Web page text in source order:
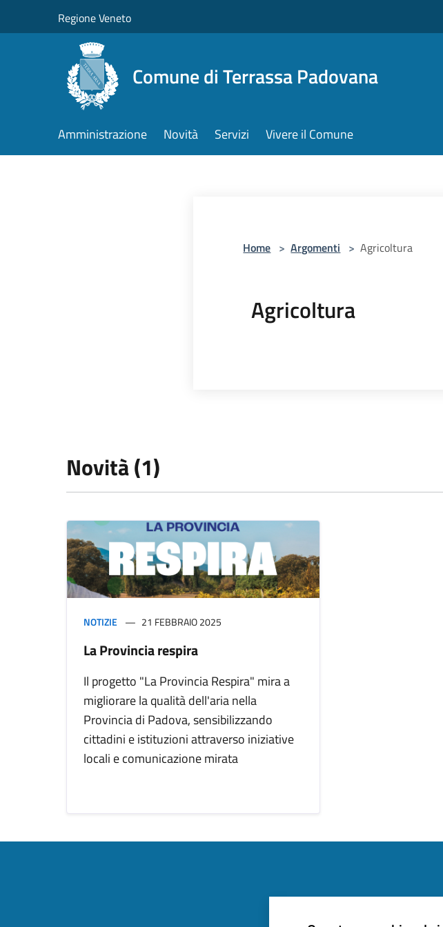
Regione Veneto
Comune di Terrassa Padovana
Amministrazione Novità Servizi Vivere il Comune
Home > Argomenti > Agricoltura
Agricoltura
Novità (1)
NOTIZIE 21 FEBBRAIO 2025
La Provincia respira
Il progetto "La Provincia Respira" mira a
migliorare la qualità dell'aria nella
Provincia di Padova, sensibilizzando
cittadini e istituzioni attraverso iniziative
locali e comunicazione mirata